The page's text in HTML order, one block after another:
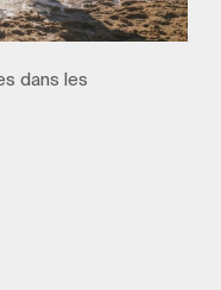
dans les